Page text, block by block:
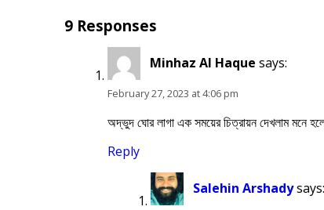
9 Responses
Minhaz Al Haque says:
February 27, 2023 at 4:06 pm
অদ্ভুদ ঘোর লাগা এক সময়ের চিত্রায়ন দেখলাম মনে
Reply
Salehin Arshadysays: